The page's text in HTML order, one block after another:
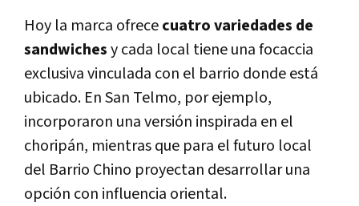
Hoy la marca ofrececuatro variedades de
sandwichesy cada local tiene una focaccia
exclusiva vinculada con el barrio donde está
ubicado. En San Telmo, por ejemplo,
incorporaron una versión inspirada en el
choripán, mientras que para el futuro local
del Barrio Chino proyectan desarrollar una
opción con influencia oriental.